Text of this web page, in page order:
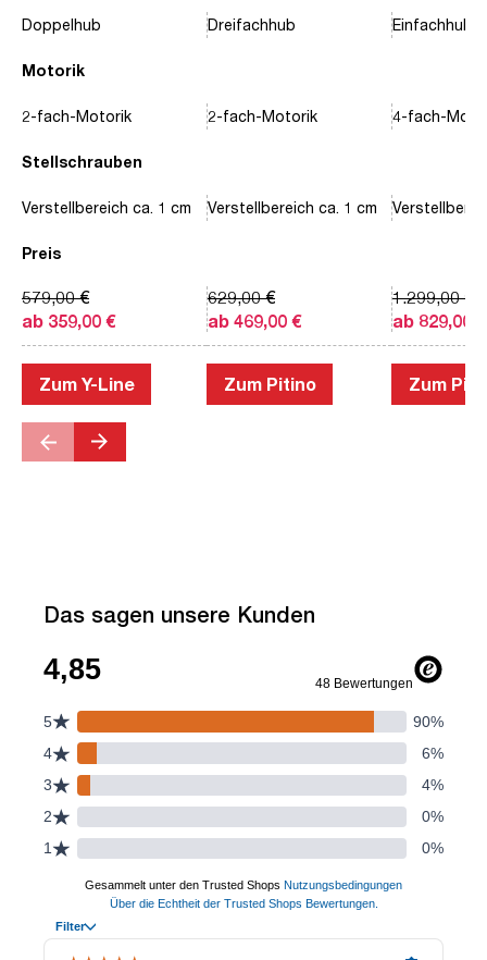
Motorik
Stellschrauben
Preis
Doppelhub
2-fach-Motorik
Verstellbereich ca. 1 cm
ab 359,00 €
579,00 €
Zum Y-Line
Dreifachhub
2-fach-Motorik
Verstellbereich ca. 1 cm
ab 469,00 €
629,00 €
Zum Pitino
Einfachhub
4-fach-
ab 829,00 €
1.299,00 €
Zum
Das sagen unsere Kunden